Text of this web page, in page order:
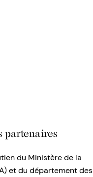
partenaires
du Ministère de la
et du département des